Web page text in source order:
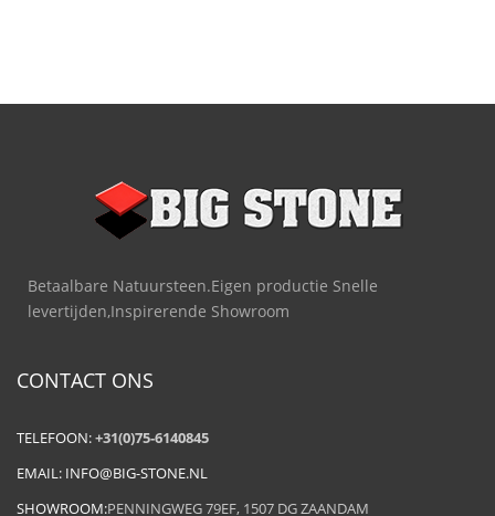
Betaalbare Natuursteen.Eigen productie Snelle
levertijden,Inspirerende Showroom
CONTACT ONS
TELEFOON:+31(0)75-6140845
EMAIL: INFO@BIG-STONE.NL
SHOWROOM:PENNINGWEG 79EF, 1507 DG ZAANDAM